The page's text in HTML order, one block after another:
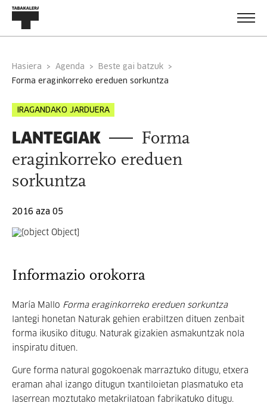
Hasiera Agenda
Beste gai batzuk
forma eraginkorreko ereduen sorkuntza
IRAGANDAKO JARDUERA
LANTEGIAK
Forma
eraginkorreko ereduen
sorkuntza
2016 aza 05
Informazio orokorra
María Mallo Forma eraginkorreko ereduen sorkuntza
lantegi honetan Naturak gehien erabiltzen dituen zenbait
forma ikusiko ditugu. Naturak gizakien asmakuntzak nola
inspiratu dituen.
Gure forma natural gogokoenak marraztuko ditugu, etxera
eraman ahal izango ditugun txantiloietan plasmatuko eta
laserrean moztutako metakrilatoan fabrikatuko ditugu.